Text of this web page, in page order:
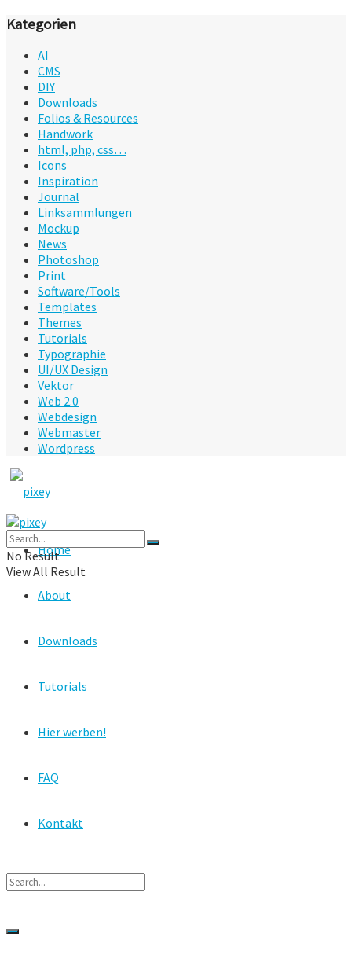
Kategorien
AI
CMS
DIY
Downloads
Folios & Resources
Handwork
html, php, css…
Icons
Inspiration
Journal
Linksammlungen
Mockup
News
Photoshop
Print
Software/Tools
Templates
Themes
Tutorials
Typographie
UI/UX Design
Vektor
Web 2.0
Webdesign
Webmaster
Wordpress
Home
About
Downloads
Tutorials
Hier werben!
FAQ
Kontakt
No Result
View All Result